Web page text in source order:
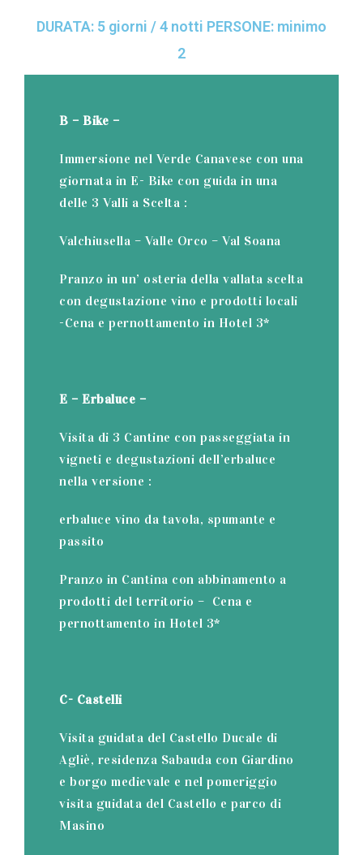
DURATA: 5 giorni / 4 notti PERSONE: minimo
2
B – Bike –
Immersione nel Verde Canavese con una
giornata in E- Bike con guida in una
delle 3 Valli a Scelta :
Valchiusella – Valle Orco – Val Soana
Pranzo in un’ osteria della vallata scelta
con degustazione vino e prodotti locali
-Cena e pernottamento in Hotel 3*
E – Erbaluce –
Visita di 3 Cantine con passeggiata in
vigneti e degustazioni dell’erbaluce
nella versione :
erbaluce vino da tavola, spumante e
passito
Pranzo in Cantina con abbinamento a
prodotti del territorio – Cena e
pernottamento in Hotel 3*
C- Castelli
Visita guidata del Castello Ducale di
Agliè, residenza Sabauda con Giardino
e borgo medievale e nel pomeriggio
visita guidata del Castello e parco di
Masino